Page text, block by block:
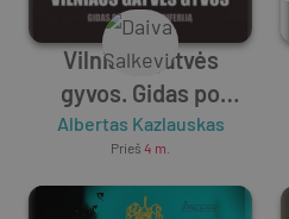
Vilniaus gatvės
gyvos. Gidas po
miesto periferiją
Albertas Kazlauskas
Prieš 4 m.